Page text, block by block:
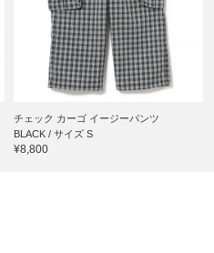
チェック カーゴ イージーパンツ
BLACK / サイズ S
¥8,800